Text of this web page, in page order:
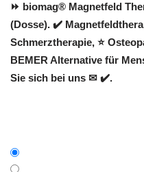
⏩ biomag® Magnetfeld
(Dosse). ✔️
Schmerztherapie, ⭐
BEMER Alternative für
Sie sich bei uns ✉ ✔️.